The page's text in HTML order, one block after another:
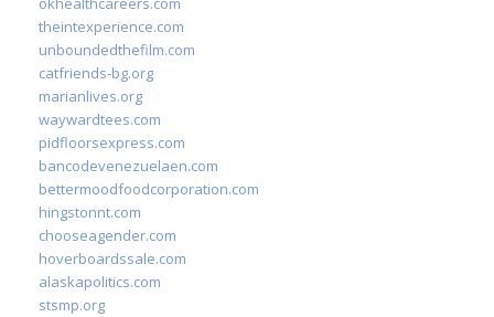
theintexperience.com
unboundedthefilm.com
catfriends-bg.org
marianlives.org
waywardtees.com
pidfloorsexpress.com
bancodevenezuelaen.com
bettermoodfoodcorporation.com
hingstonnt.com
chooseagender.com
hoverboardssale.com
alaskapolitics.com
stsmp.org